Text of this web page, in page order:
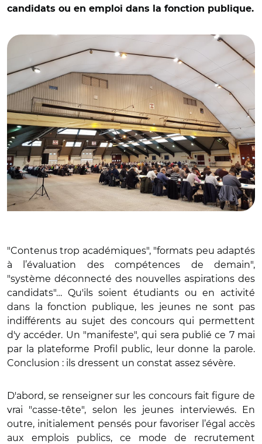
candidats ou en emploi dans la fonction publique.
"Contenus trop académiques", "formats peu adaptés
à l’évaluation des compétences de demain",
"système déconnecté des nouvelles aspirations des
candidats"… Qu'ils soient étudiants ou en activité
dans la fonction publique, les jeunes ne sont pas
indifférents au sujet des concours qui permettent
d'y accéder. Un "manifeste", qui sera publié ce 7 mai
par la plateforme Profil public, leur donne la parole.
Conclusion : ils dressent un constat assez sévère.
D'abord, se renseigner sur les concours fait figure de
vrai "casse-tête", selon les jeunes interviewés. En
outre, initialement pensés pour favoriser l’égal accès
aux emplois publics, ce mode de recrutement